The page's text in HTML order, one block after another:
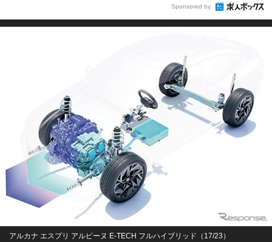
Sponsored by
アルカナ エスプリ アルピーヌ E-TECH フルハイブリッド（17/23）